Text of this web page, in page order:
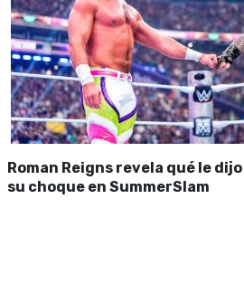
Roman Reigns revela qué le
su choque en SummerSlam